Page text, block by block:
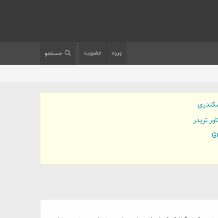
ورود عضویت جستجو